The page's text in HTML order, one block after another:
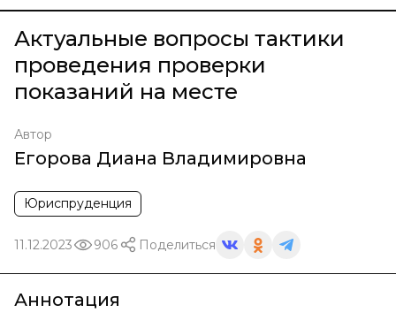
Актуальные вопросы тактики
проведения проверки
показаний на месте
Автор
Егорова Диана Владимировна
Юриспруденция
11.12.2023 906 Поделиться
Аннотация